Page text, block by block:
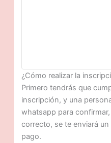
¿Cómo realizar la
Primero tendrás que
inscripción, y una
whatsapp para
correcto, se te enviará un
pago.